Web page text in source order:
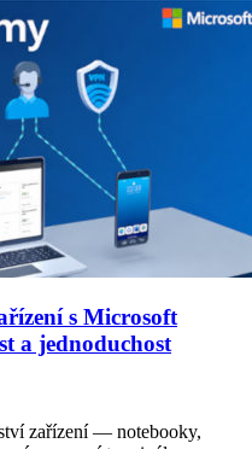
s Microsoft
a jednoduchost
zařízení — notebooky,